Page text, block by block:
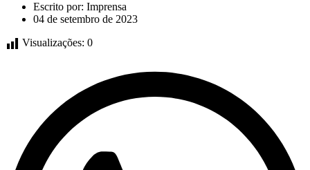
Escrito por: Imprensa
04 de setembro de 2023
Visualizações: 0